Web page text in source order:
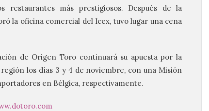
restaurantes más prestigiosos. Después de la
la oficina comercial del Icex, tuvo lugar una cena
de Origen Toro continuará su apuesta por la
los días 3 y 4 de noviembre, con una Misión
en Bélgica, respectivamente.